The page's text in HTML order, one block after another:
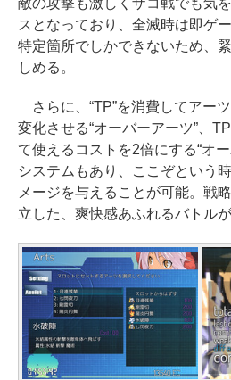
スとなっており、全滅時は即ゲ
特定箇所でしかできないため、
しめる。
さらに、“TP”を消費してアー
変化させる“オーバーアーツ”、
て使えるコストを2倍にする“オ
システムもあり、ここぞという
メージを与えることが可能。戦
立した、爽快感あふれるバトル